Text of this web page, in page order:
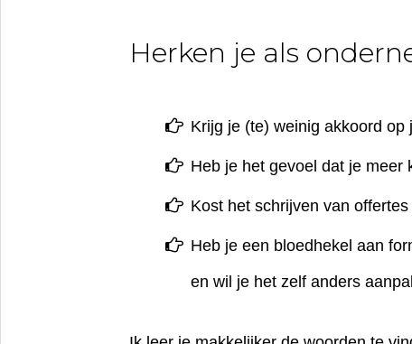
Herken je als
Krijg je (te) weinig akkoord op
Heb je het gevoel dat je meer
Kost het schrijven van
Heb je een bloedhekel aan
en wil je het zelf anders